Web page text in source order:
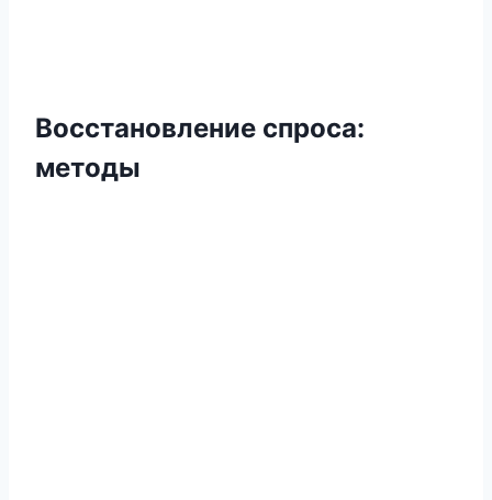
Восстановление спроса:
методы